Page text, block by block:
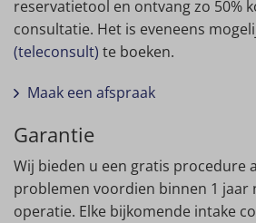
reservatietool en ontvang zo 50%
consultatie. Het is eveneens
(teleconsult) te boeken.
Maak een afspraak
Garantie
Wij bieden u een gratis procedure
problemen voordien binnen 1 jaar
operatie. Elke bijkomende intake